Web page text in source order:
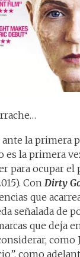
ante la primera
es la primera
para ocupar el
Con Dirty
que
señalada de
que deja
como
como